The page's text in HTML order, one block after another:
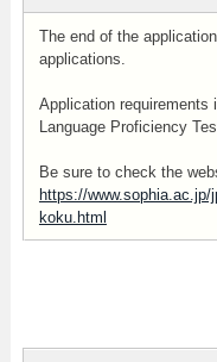
The end of the
applications.
Application requirements
Language Proficiency
Be sure to check the
https://
koku.html